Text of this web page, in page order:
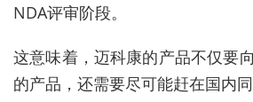
NDA评审阶段。
这意味着，迈科康的产品不仅要
的产品，还需要尽可能赶在国内同